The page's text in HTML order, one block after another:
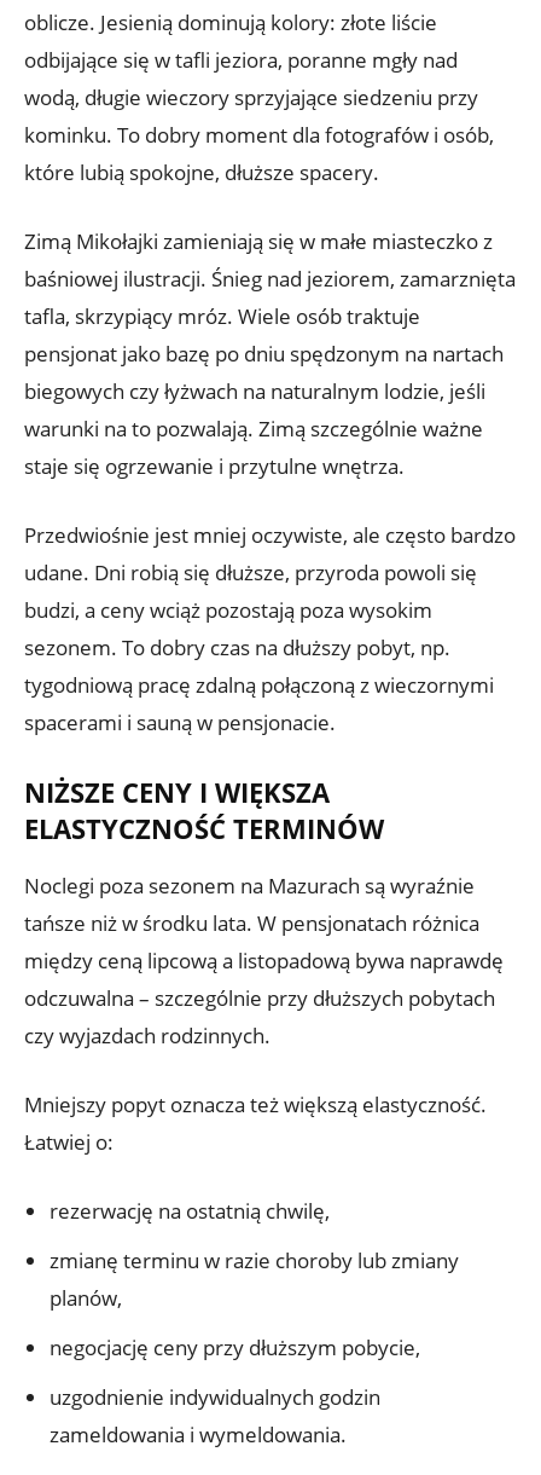
oblicze. Jesienią dominują kolory: złote liście
odbijające się w tafli jeziora, poranne mgły nad
wodą, długie wieczory sprzyjające siedzeniu przy
kominku. To dobry moment dla fotografów i osób,
które lubią spokojne, dłuższe spacery.
Zimą Mikołajki zamieniają się w małe miasteczko z
baśniowej ilustracji. Śnieg nad jeziorem, zamarznięta
tafla, skrzypiący mróz. Wiele osób traktuje
pensjonat jako bazę po dniu spędzonym na nartach
biegowych czy łyżwach na naturalnym lodzie, jeśli
warunki na to pozwalają. Zimą szczególnie ważne
staje się ogrzewanie i przytulne wnętrza.
Przedwiośnie jest mniej oczywiste, ale często bardzo
udane. Dni robią się dłuższe, przyroda powoli się
budzi, a ceny wciąż pozostają poza wysokim
sezonem. To dobry czas na dłuższy pobyt, np.
tygodniową pracę zdalną połączoną z wieczornymi
spacerami i sauną w pensjonacie.
NIŻSZE CENY I WIĘKSZA
ELASTYCZNOŚĆ TERMINÓW
Noclegi poza sezonem na Mazurach są wyraźnie
tańsze niż w środku lata. W pensjonatach różnica
między ceną lipcową a listopadową bywa naprawdę
odczuwalna – szczególnie przy dłuższych pobytach
czy wyjazdach rodzinnych.
Mniejszy popyt oznacza też większą elastyczność.
Łatwiej o:
rezerwację na ostatnią chwilę,
zmianę terminu w razie choroby lub zmiany
planów,
negocjację ceny przy dłuższym pobycie,
uzgodnienie indywidualnych godzin
zameldowania i wymeldowania.